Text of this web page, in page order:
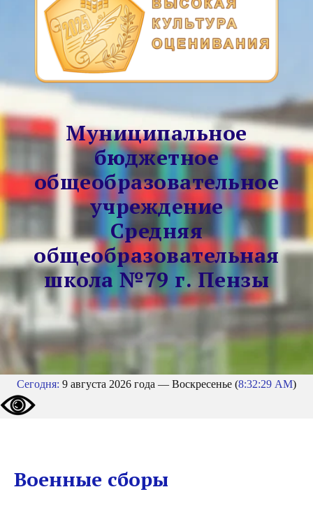
Муниципальное
бюджетное
общеобразовательное
учреждение
Средняя
общеобразовательная
школа №79 г. Пензы
Сегодня: 9 августа 2026 года — Воскресенье (8:32:29 AM)
Военные сборы